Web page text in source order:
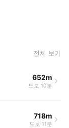
전체 보기
652m
도보 10분
718m
도보 11분